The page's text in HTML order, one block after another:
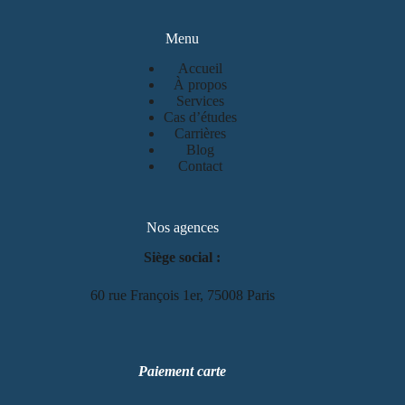
Menu
Accueil
À propos
Services
Cas d’études
Carrières
Blog
Contact
Nos agences
Siège social :
60 rue François 1er, 75008 Paris
Paiement carte